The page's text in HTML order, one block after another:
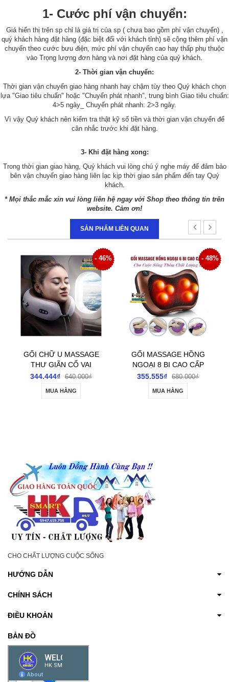
1- Cước phí vận chuyển:
Giá hiển thị trên sp chỉ là giá trị của sp ( chưa bao gồm phí vận chuyển) ,
quý khách hàng đặt hàng (đặc biệt đối với khách tỉnh) sẽ cộng thêm phí vận
chuyển theo cước bưu điện, mức phí vận chuyển cao hay thấp phụ thuộc
vào Trọng lượng đơn hàng và nơi đặt hàng của quý khách.
2- Thời gian vận chuyển:
Thời gian vận chuyển giao hàng nhanh hay chậm tùy theo Quý khách chọn
lựa "Giao tiêu chuẩn" hoặc "Chuyển phát nhanh", trung bình Giao tiêu chuẩn:
4>5 ngày_ Chuyển phát nhanh: 2>3 ngày.
Vì vậy Quý khách nên kiểm tra thật kỹ số tiền và thời gian vận chuyển để
cân nhắc trước khi đặt hàng.
3- Khi đặt hàng xong:
Trong thời gian giao hàng, Quý khách vui lòng chú ý nghe máy để đảm bảo
bên vận chuyển giao hàng liên lạc kịp thời giao sản phẩm đến tay Quý
khách.
* Mọi thắc mắc xin vui lòng liên hệ ngay với Shop theo thông tin trên
website. Cảm ơn!
SẢN PHẨM LIÊN QUAN
- 46%
GỐI CHỮ U MASSAGE
THƯ GIÃN CỔ VAI
GÁY
344.444₫ 640.000₫
MUA HÀNG
- 48%
GỐI MASSAGE HỒNG
NGOẠI 8 BI CAO CẤP
LOẠI 1
355.555₫ 680.000₫
MUA HÀNG
CHO CHẤT LƯỢNG CUỘC SỐNG
HƯỚNG DẪN
CHÍNH SÁCH
ĐIỀU KHOẢN
BẢN ĐỒ